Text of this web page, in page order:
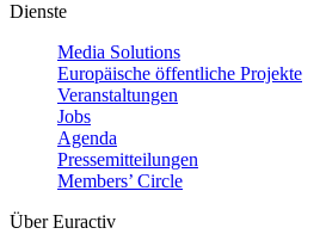
Dienste
Media Solutions
Europäische öffentliche Projekte
Veranstaltungen
Jobs
Agenda
Pressemitteilungen
Members’ Circle
Über Euractiv